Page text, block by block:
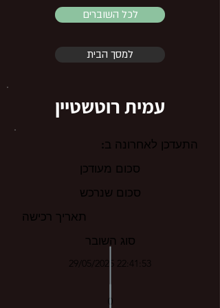
לכל השוברים
למסך הבית
עמית רוטשטיין
התעדכן לאחרונה ב:
סכום מעודכן
סכום שנרכש
תאריך רכישה
סוג השובר
29/05/2025 22:41:53
0